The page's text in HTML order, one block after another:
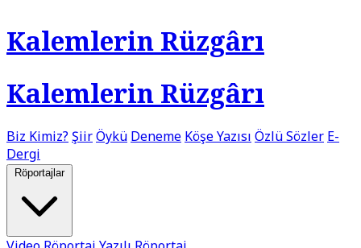
Kalemlerin Rüzgârı
Kalemlerin Rüzgârı
Biz Kimiz? ŞiirÖykü Deneme Köşe Yazısı Özlü Sözler E-
Dergi
Röportajlar